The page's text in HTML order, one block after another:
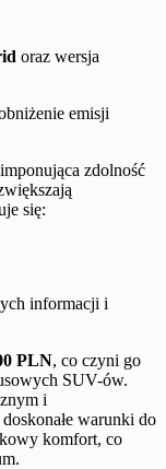
oraz wersja
emisji
zdolność
się:
informacji i
PLN, co czyni go
SUV-ów.
i
warunki do
komfort, co